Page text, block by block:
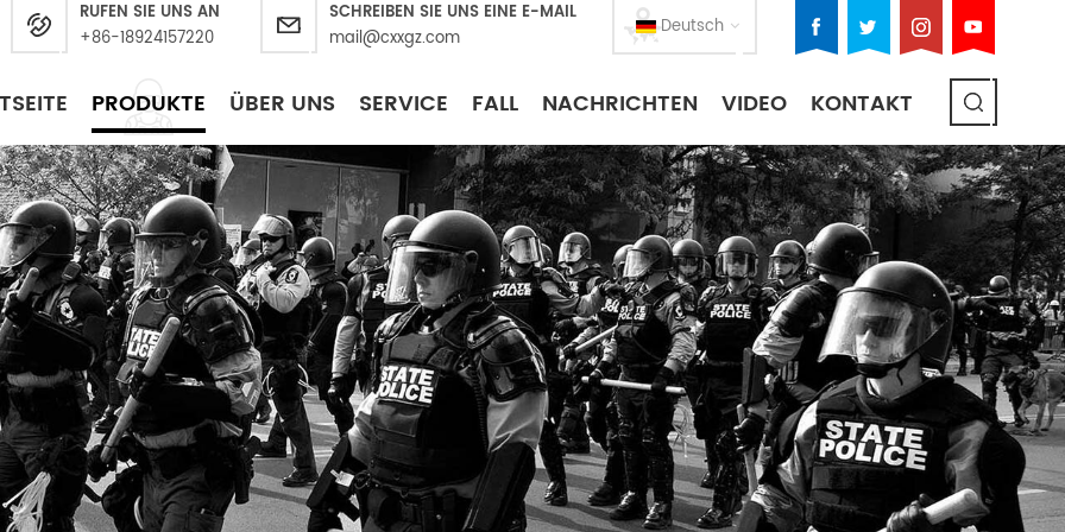
Deutsch
RUFEN SIE UNS AN
+86-18924157220
SCHREIBEN SIE UNS EINE E-MAIL
mail@cxxgz.com
PRODUKTE ÜBER UNS SERVICE FALL NACHRICHTEN VIDEO KONTAKT